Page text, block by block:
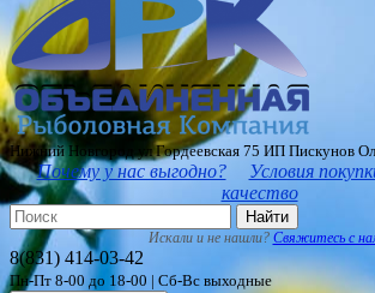
Нижний Новгород ул Гордеевская 75 ИП Пискунов
Почему у нас выгодно? Условия
качество
Найти
Искали и не нашли? Свяжитесь с
8(831) 414-03-42
Пн-Пт 8-00 до 18-00 | Сб-Вс выходные